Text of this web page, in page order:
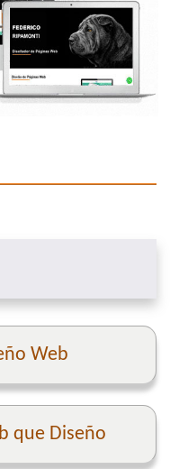
Web
que Diseño